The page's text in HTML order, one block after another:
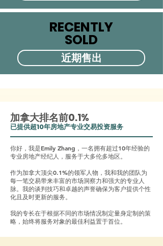
RECENTLY
SOLD
RECENTLY
SOLD
近期售出
加拿大排名前0.1%
已提供超10年房地产专业交易投资服务
你好，我是Emily Zhang，一名拥有超过10年经验的
专业房地产经纪人，服务于大多伦多地区。
作为加拿大顶尖0.1%的领军人物，我和我的团队为
每一笔交易带来丰富的市场洞察力和强大的专业人
脉。我的谈判技巧和卓越的声誉确保为客户提供个性
化且及时更新的服务。
我的专长在于根据不同的市场情况制定量身定制的策
略，始终将服务对象的最佳利益置于首位。